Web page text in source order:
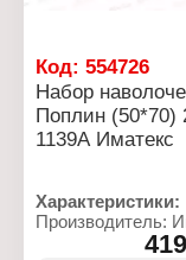
Код: 554726
Набор
Поплин (50*70)
1139А Иматекс
Характеристики:
Производитель:
Артикул: 1139А